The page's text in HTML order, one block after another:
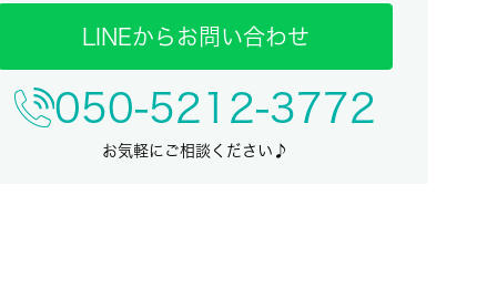
LINEからお問い合わせ
050-5212-3772
お気軽にご相談ください♪